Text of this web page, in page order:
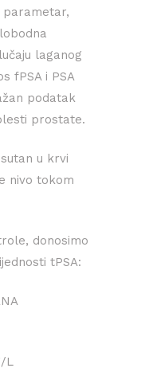
parametar,
laganog
fPSA i PSA
podatak
prostate.
u krvi
nivo tokom
donosimo
tPSA:
L